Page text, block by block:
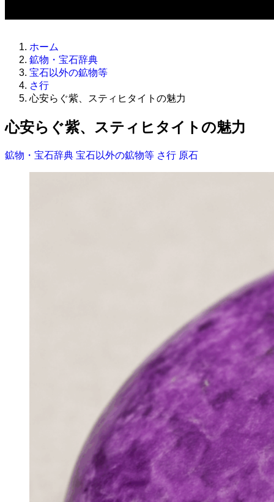
ホーム
鉱物・宝石辞典
宝石以外の鉱物等
さ行
心安らぐ紫、スティヒタイトの魅力
心安らぐ紫、スティヒタイトの魅力
鉱物・宝石辞典 宝石以外の鉱物等 さ行 原石